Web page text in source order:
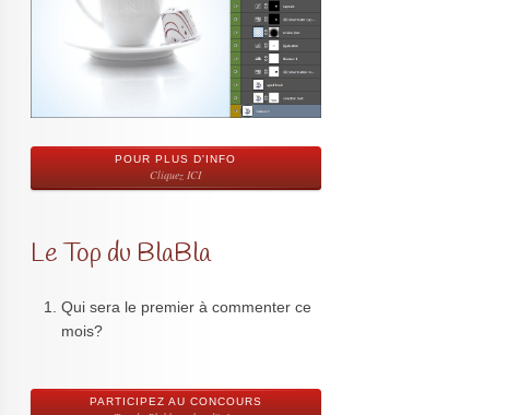
POUR PLUS D'INFO
Cliquez ICI
Le Top du BlaBla
Qui sera le premier à commenter ce
mois?
PARTICIPEZ AU CONCOURS